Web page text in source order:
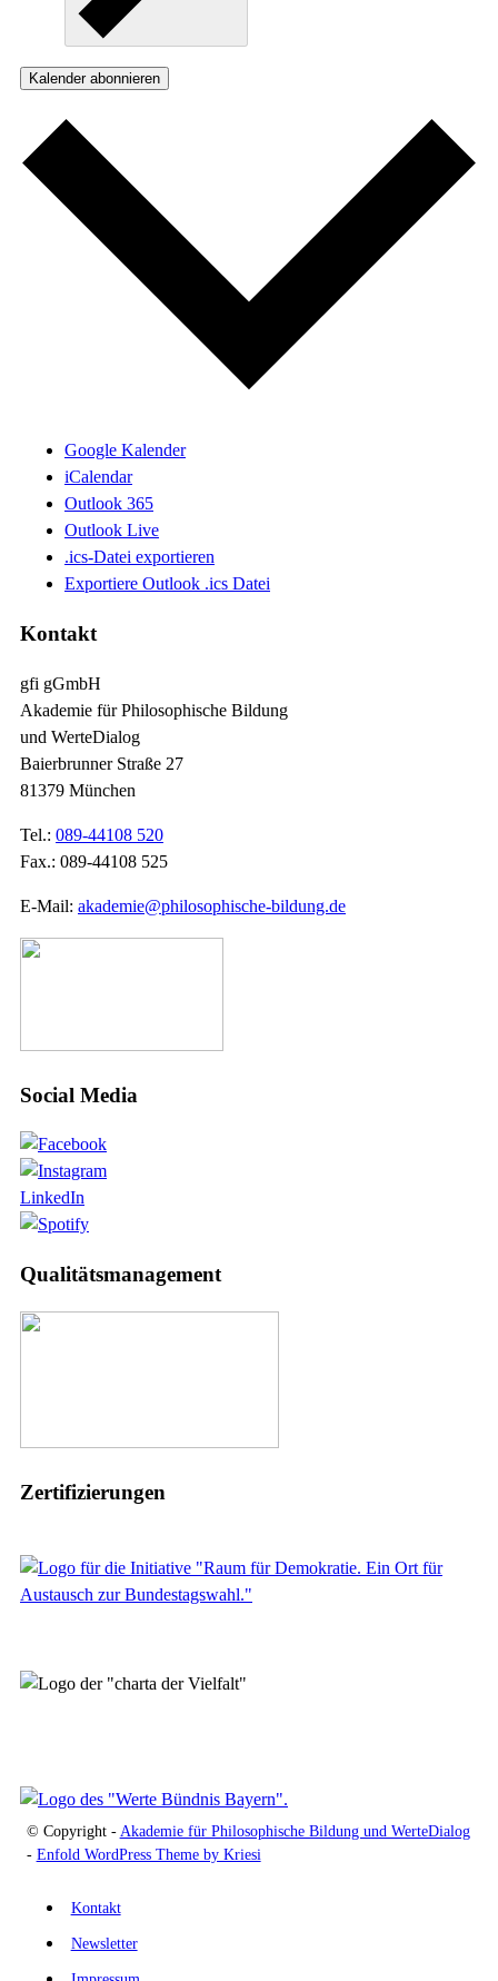
Kalender abonnieren
Google Kalender
iCalendar
Outlook 365
Outlook Live
.ics-Datei exportieren
Exportiere Outlook .ics Datei
Kontakt
gfi gGmbH
Akademie für Philosophische Bildung
und WerteDialog
Baierbrunner Straße 27
81379 München
Tel.: 089-44108 520
Fax.: 089-44108 525
E-Mail: akademie@philosophische-bildung.de
Social Media
LinkedIn
Qualitätsmanagement
Zertifizierungen
© Copyright - Akademie für Philosophische Bildung und WerteDialog
- Enfold WordPress Theme by Kriesi
Kontakt
Newsletter